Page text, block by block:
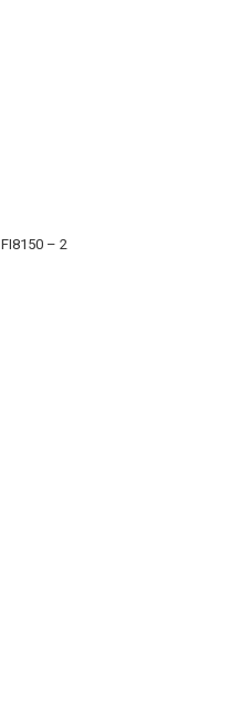
FI8150 – 2